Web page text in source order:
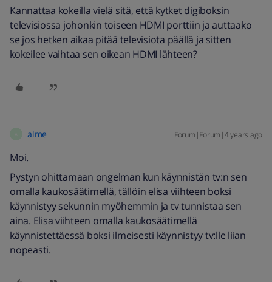
Kannattaa kokeilla vielä sitä, että kytket digiboksin
televisiossa johonkin toiseen HDMI porttiin ja auttaako
se jos hetken aikaa pitää televisiota päällä ja sitten
kokeilee vaihtaa sen oikean HDMI lähteen?
alme Forum|Forum|4 years ago
Moi.
Pystyn ohittamaan ongelman kun käynnistän tv:n sen
omalla kaukosäätimellä, tällöin elisa viihteen boksi
käynnistyy sekunnin myöhemmin ja tv tunnistaa sen
aina. Elisa viihteen omalla kaukosäätimellä
käynnistettäessä boksi ilmeisesti käynnistyy tv:lle liian
nopeasti.